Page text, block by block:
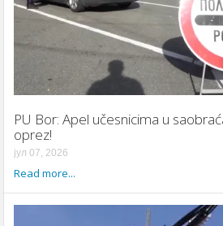
PU Bor: Apel učesnicima u
oprez!
јул 07, 2026
Read more...